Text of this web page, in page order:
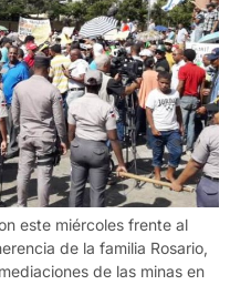
este miércoles frente al
de la familia Rosario,
de las minas en